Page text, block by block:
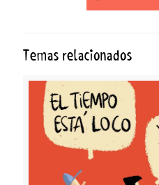
Temas relacionados